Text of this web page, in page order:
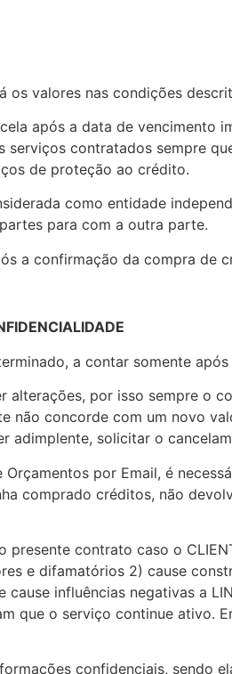
os valores nas condições
após a data de vencimento
serviços contratados sempre
de proteção ao crédito.
como entidade
para com a outra parte.
a confirmação da compra de
a contar somente
por isso sempre o
não concorde com um novo
adimplente, solicitar o
por Email, é
comprado créditos, não
presente contrato caso o
e difamatórios 2) cause
influências negativas a
que o serviço continue ativo.
confidenciais, sendo